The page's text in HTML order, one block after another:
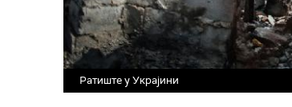
Ратиште у Украјини